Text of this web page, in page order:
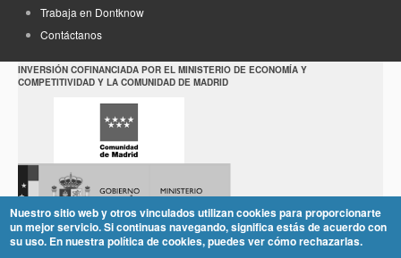
Trabaja en Dontknow
Contáctanos
INVERSIÓN COFINANCIADA POR EL MINISTERIO DE ECONOMÍA Y
COMPETITIVIDAD Y LA COMUNIDAD DE MADRID
Nuestro sitio web y otros vinculados utilizan cookies para proporcionarte
un mejor servicio. Si continuas navegando, significa estás de acuerdo con
su uso. En nuestra política de cookies, puedes ver cómo rechazarlas.